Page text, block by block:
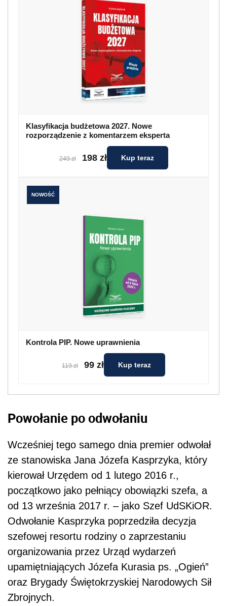
Klasyfikacja budżetowa 2027. Nowe
rozporządzenie z komentarzem eksperta
249 zł 198 zł Kup teraz
NOWOŚĆ
Kontrola PIP. Nowe uprawnienia
119 zł 99 zł Kup teraz
Powołanie po odwołaniu
Wcześniej tego samego dnia premier odwołał
ze stanowiska Jana Józefa Kasprzyka, który
kierował Urzędem od 1 lutego 2016 r.,
początkowo jako pełniący obowiązki szefa, a
od 13 września 2017 r. – jako Szef UdSKiOR.
Odwołanie Kasprzyka poprzedziła decyzja
szefowej resortu rodziny o zaprzestaniu
organizowania przez Urząd wydarzeń
upamiętniających Józefa Kurasia ps. „Ogień”
oraz Brygady Świętokrzyskiej Narodowych Sił
Zbrojnych.